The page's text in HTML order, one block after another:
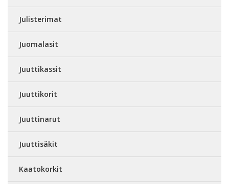
Julisterimat
Juomalasit
Juuttikassit
Juuttikorit
Juuttinarut
Juuttisäkit
Kaatokorkit